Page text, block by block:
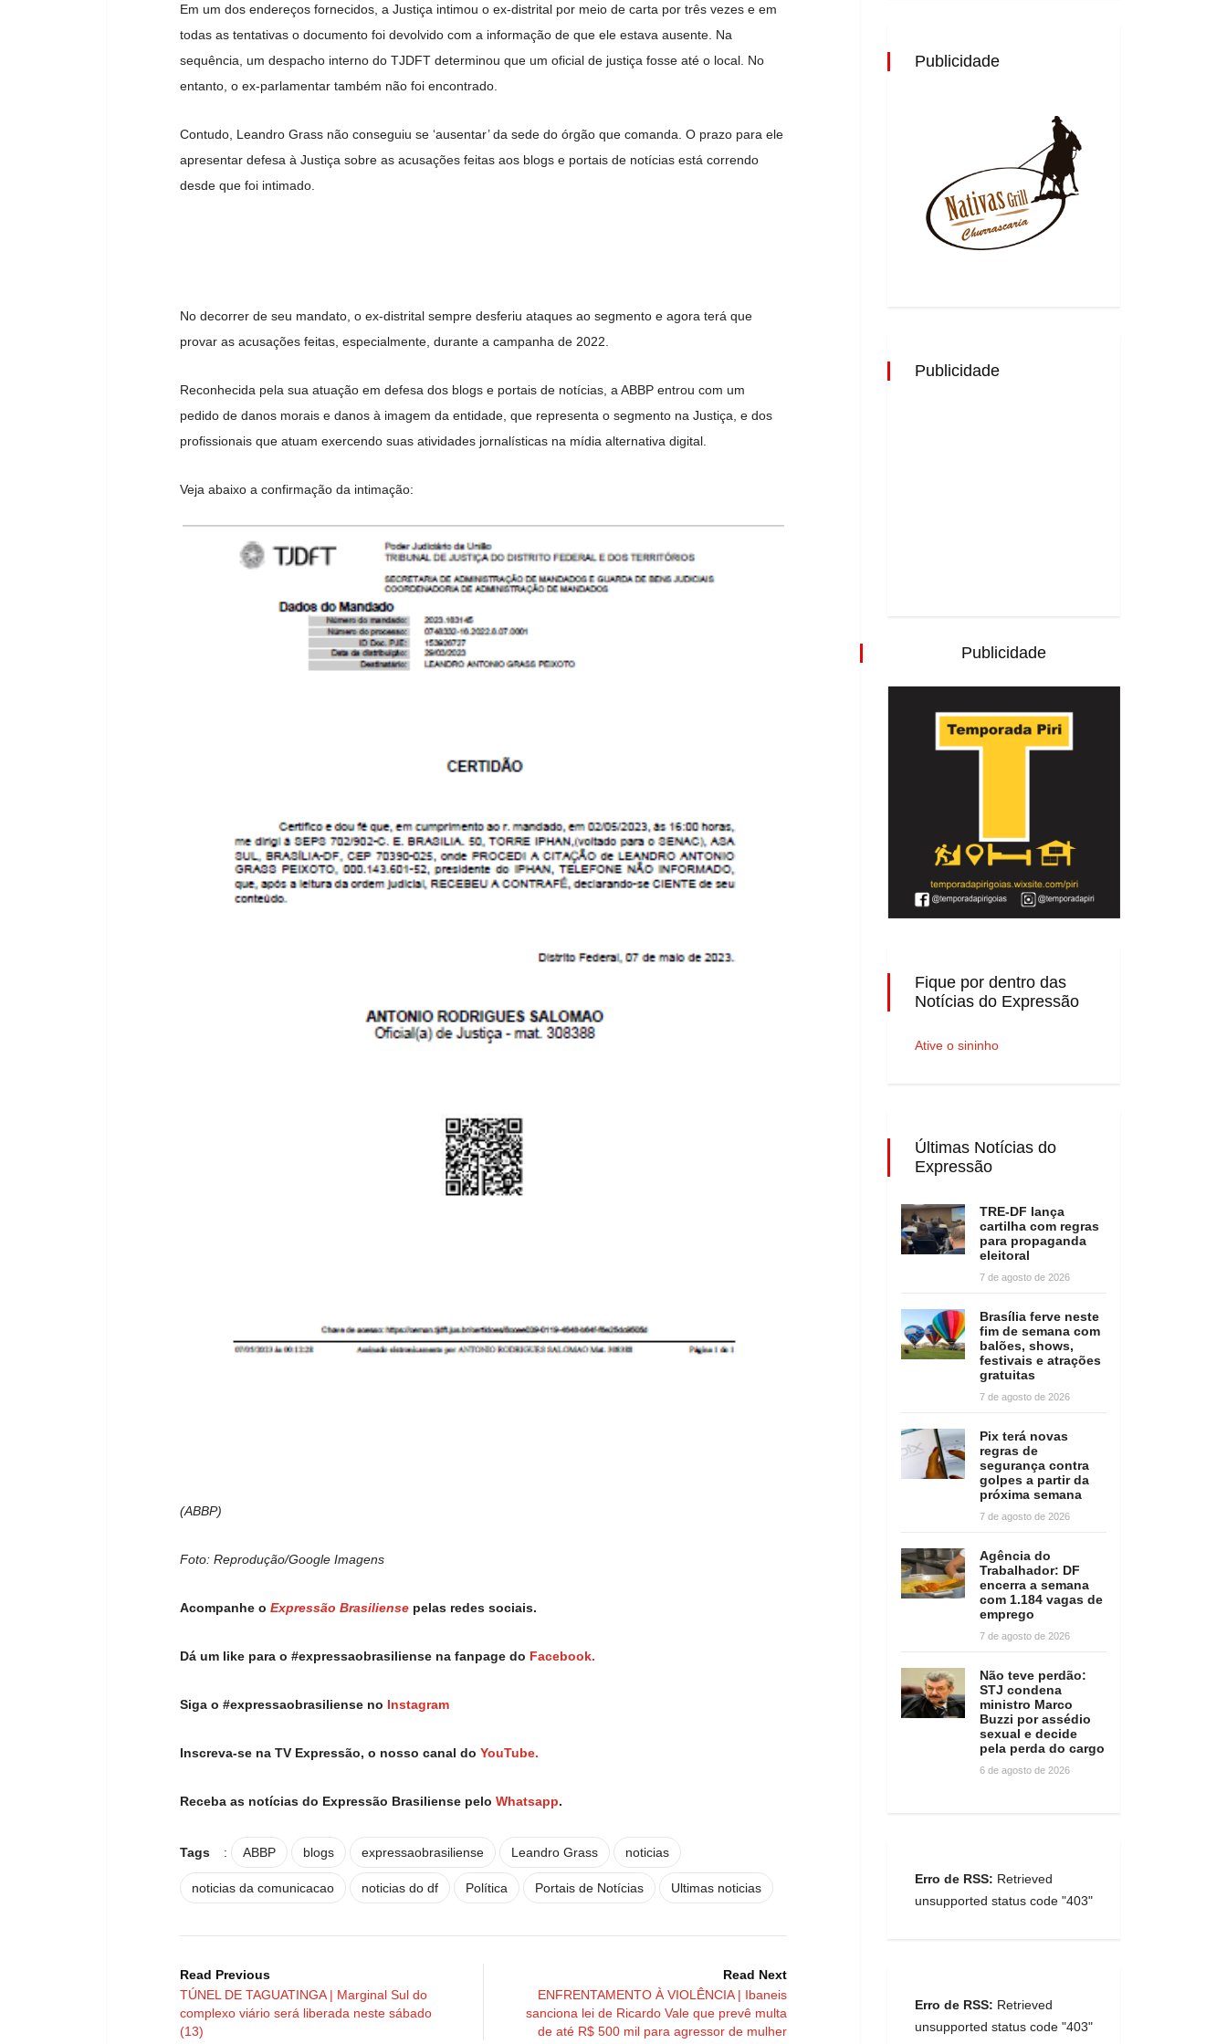
Em um dos endereços fornecidos, a Justiça intimou o ex-distrital por meio de carta por três vezes e em
todas as tentativas o documento foi devolvido com a informação de que ele estava ausente. Na
sequência, um despacho interno do TJDFT determinou que um oficial de justiça fosse até o local. No
entanto, o ex-parlamentar também não foi encontrado.
Contudo, Leandro Grass não conseguiu se ‘ausentar’ da sede do órgão que comanda. O prazo para ele
apresentar defesa à Justiça sobre as acusações feitas aos blogs e portais de notícias está correndo
desde que foi intimado.
No decorrer de seu mandato, o ex-distrital sempre desferiu ataques ao segmento e agora terá que
provar as acusações feitas, especialmente, durante a campanha de 2022.
Reconhecida pela sua atuação em defesa dos blogs e portais de notícias, a ABBP entrou com um
pedido de danos morais e danos à imagem da entidade, que representa o segmento na Justiça, e dos
profissionais que atuam exercendo suas atividades jornalísticas na mídia alternativa digital.
Veja abaixo a confirmação da intimação:
(ABBP)
Foto: Reprodução/Google Imagens
Acompanhe o Expressão Brasiliense pelas redes sociais.
Dá um like para o #expressaobrasiliense na fanpage do Facebook.
Siga o #expressaobrasiliense no Instagram
Inscreva-se na TV Expressão, o nosso canal do YouTube.
Receba as notícias do Expressão Brasiliense pelo Whatsapp.
Tags : ABBP blogs expressaobrasiliense Leandro Grass noticias
noticias da comunicacao noticias do df Política Portais de Notícias Ultimas noticias
Read Previous
TÚNEL DE TAGUATINGA | Marginal Sul do
complexo viário será liberada neste sábado
(13)
Read Next
ENFRENTAMENTO À VIOLÊNCIA | Ibaneis
sanciona lei de Ricardo Vale que prevê multa
de até R$ 500 mil para agressor de mulher
Publicidade
Publicidade
Publicidade
Fique por dentro das
Notícias do Expressão
Ative o sininho
Últimas Notícias do
Expressão
TRE-DF lança
cartilha com regras
para propaganda
eleitoral
7 de agosto de 2026
Brasília ferve neste
fim de semana com
balões, shows,
festivais e atrações
gratuitas
7 de agosto de 2026
Pix terá novas
regras de
segurança contra
golpes a partir da
próxima semana
7 de agosto de 2026
Agência do
Trabalhador: DF
encerra a semana
com 1.184 vagas de
emprego
7 de agosto de 2026
Não teve perdão:
STJ condena
ministro Marco
Buzzi por assédio
sexual e decide
pela perda do cargo
6 de agosto de 2026
Erro de RSS: Retrieved
unsupported status code "403"
Erro de RSS: Retrieved
unsupported status code "403"